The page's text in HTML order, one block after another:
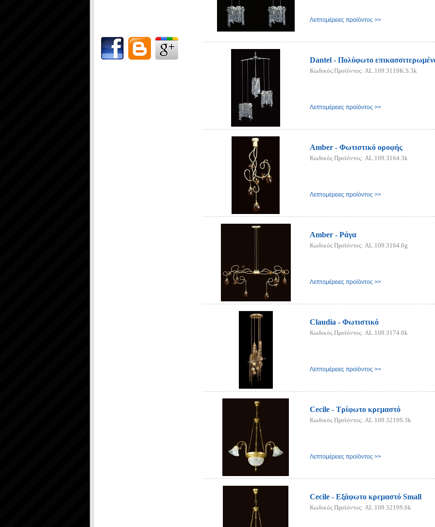
Λεπτομέρειες προϊόντος >>
Dantel - Πολύφωτο
Κωδικός Προϊόντος: AL.109.3119K.S.3k
Λεπτομέρειες προϊόντος >>
Amber - Φωτιστικό οροφής
Κωδικός Προϊόντος: AL.109.3164.3k
Λεπτομέρειες προϊόντος >>
Amber - Ράγα
Κωδικός Προϊόντος: AL.109.3164.6g
Λεπτομέρειες προϊόντος >>
Claudia - Φωτιστικό
Κωδικός Προϊόντος: AL.109.3174.6k
Λεπτομέρειες προϊόντος >>
Cecile - Τρίφωτο κρεμαστό
Κωδικός Προϊόντος: AL.109.3219S.3k
Λεπτομέρειες προϊόντος >>
Cecile - Εξάφωτο κρεμαστό Small
Κωδικός Προϊόντος: AL.109.3219S.6k